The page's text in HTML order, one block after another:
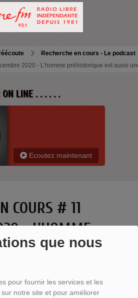
que nous
pour fournir les services et les
notre site et pour améliorer
Recherche en cours - Le podcast
2020 - L’homme préhistorique est aussi
ON LINE . . . . . .
Ecoutez maintenant
COURS # 11
- L’HOMME
EST AUSSI UNE